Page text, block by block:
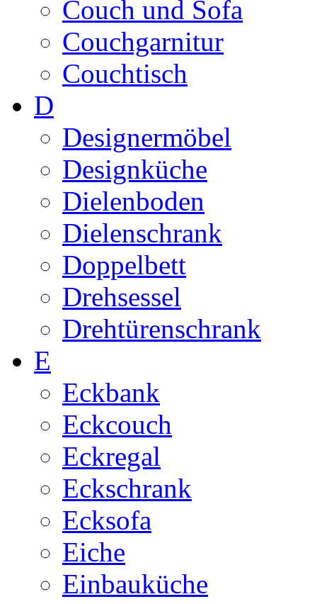
Couch und Sofa
Couchgarnitur
Couchtisch
D
Designermöbel
Designküche
Dielenboden
Dielenschrank
Doppelbett
Drehsessel
Drehtürenschrank
E
Eckbank
Eckcouch
Eckregal
Eckschrank
Ecksofa
Eiche
Einbauküche